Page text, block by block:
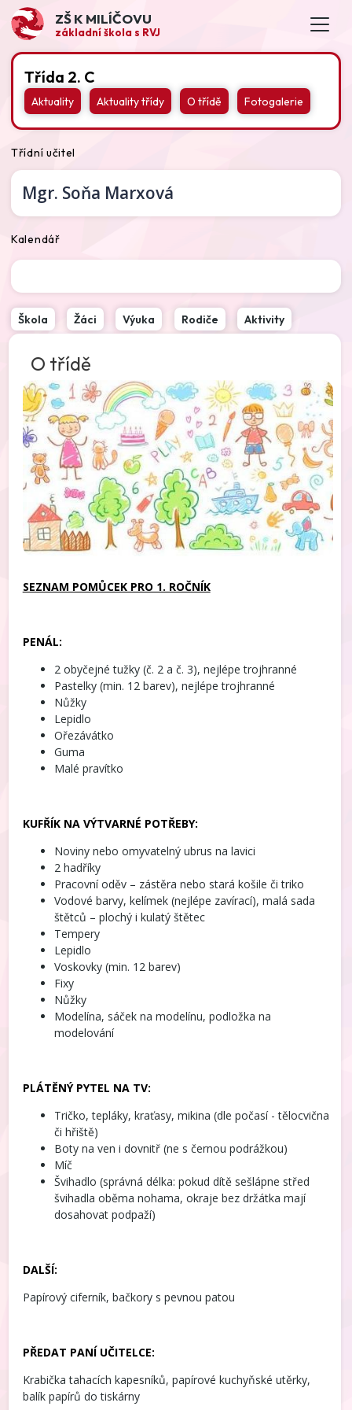
ZŠ K MILÍČOVU
základní škola s RVJ
Třída 2. C
Aktuality Aktuality třídy O třídě Fotogalerie
Třídní učitel
Mgr. Soňa Marxová
Kalendář
Škola Žáci Výuka Rodiče Aktivity
O třídě
SEZNAM POMŮCEK PRO 1. ROČNÍK
PENÁL:
2 obyčejné tužky (č. 2 a č. 3), nejlépe trojhranné
Pastelky (min. 12 barev), nejlépe trojhranné
Nůžky
Lepidlo
Ořezávátko
Guma
Malé pravítko
KUFŘÍK NA VÝTVARNÉ POTŘEBY:
Noviny nebo omyvatelný ubrus na lavici
2 hadříky
Pracovní oděv – zástěra nebo stará košile či triko
Vodové barvy, kelímek (nejlépe zavírací), malá sada
štětců – plochý i kulatý štětec
Tempery
Lepidlo
Voskovky (min. 12 barev)
Fixy
Nůžky
Modelína, sáček na modelínu, podložka na
modelování
PLÁTĚNÝ PYTEL NA TV:
Tričko, tepláky, kraťasy, mikina (dle počasí - tělocvična
či hřiště)
Boty na ven i dovnitř (ne s černou podrážkou)
Míč
Švihadlo (správná délka: pokud dítě sešlápne střed
švihadla oběma nohama, okraje bez držátka mají
dosahovat podpaží)
DALŠÍ:
Papírový ciferník, bačkory s pevnou patou
PŘEDAT PANÍ UČITELCE:
Krabička tahacích kapesníků, papírové kuchyňské utěrky,
balík papírů do tiskárny